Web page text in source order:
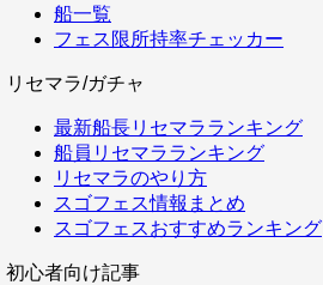
船一覧
フェス限所持率チェッカー
リセマラ/ガチャ
最新船長リセマラランキング
船員リセマラランキング
リセマラのやり方
スゴフェス情報まとめ
スゴフェスおすすめランキング
初心者向け記事